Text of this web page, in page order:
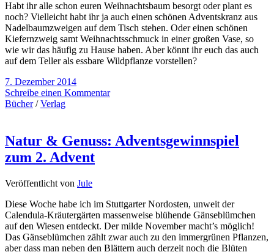
Habt ihr alle schon euren Weihnachtsbaum besorgt oder plant es
noch? Vielleicht habt ihr ja auch einen schönen Adventskranz aus
Nadelbaumzweigen auf dem Tisch stehen. Oder einen schönen
Kiefernzweig samt Weihnachtsschmuck in einer großen Vase, so
wie wir das häufig zu Hause haben. Aber könnt ihr euch das auch
auf dem Teller als essbare Wildpflanze vorstellen?
7. Dezember 2014
Schreibe einen Kommentar
Bücher/Verlag
Natur & Genuss: Adventsgewinnspiel
zum 2. Advent
Veröffentlicht von Jule
Diese Woche habe ich im Stuttgarter Nordosten, unweit der
Calendula-Kräutergärten massenweise blühende Gänseblümchen
auf den Wiesen entdeckt. Der milde November macht’s möglich!
Das Gänseblümchen zählt zwar auch zu den immergrünen Pflanzen,
aber dass man neben den Blättern auch derzeit noch die Blüten